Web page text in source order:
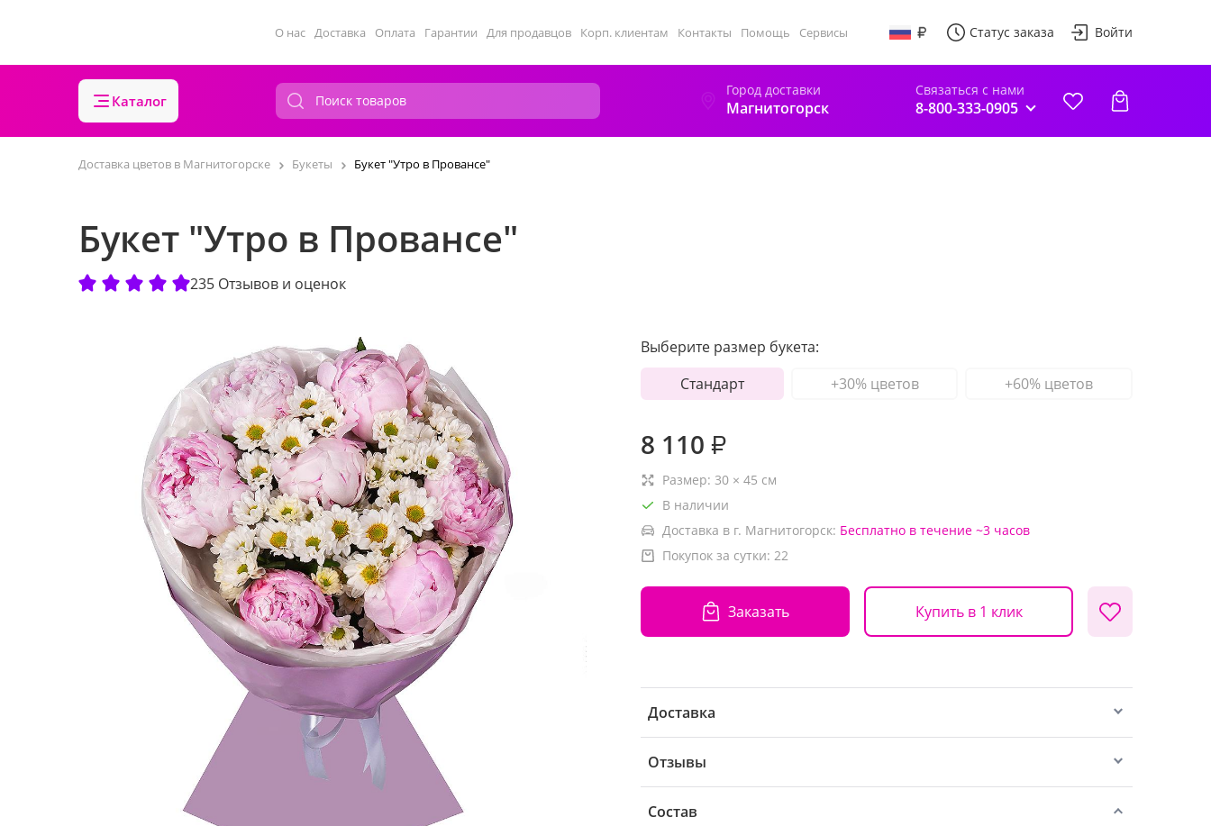
О нас Доставка Оплата Гарантии Для продавцов Корп. клиентам Контакты Помощь Сервисы Статус заказа Войти
Каталог
Город доставки
Магнитогорск
Связаться с нами
8-800-333-0905
Доставка цветов в Магнитогорске Букеты Букет "Утро в Провансе"
Букет "Утро в Провансе"
235 Отзывов и оценок
Выберите размер букета:
Стандарт
+30% цветов +60% цветов
8 110 ₽
Размер: 30 × 45 см
В наличии
Доставка в г. Магнитогорск: Бесплатно в течение ~3 часов
Покупок за сутки: 22
Заказать Купить в 1 клик
Доставка
Отзывы
Состав